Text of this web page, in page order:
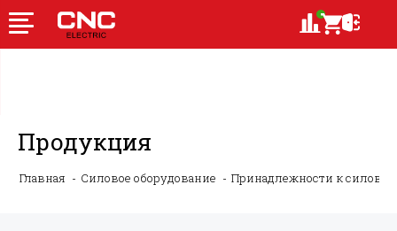
Продукция
Главная Силовое оборудование Принадлежности к